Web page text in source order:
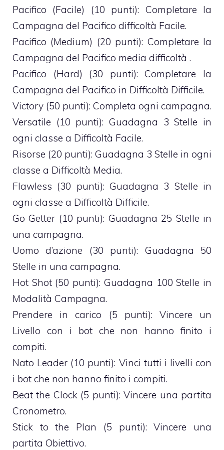
Pacifico (Facile) (10 punti): Completare la
Campagna del Pacifico difficoltà Facile.
Pacifico (Medium) (20 punti): Completare la
Campagna del Pacifico media difficoltà .
Pacifico (Hard) (30 punti): Completare la
Campagna del Pacifico in Difficoltà Difficile.
Victory (50 punti): Completa ogni campagna.
Versatile (10 punti): Guadagna 3 Stelle in
ogni classe a Difficoltà Facile.
Risorse (20 punti): Guadagna 3 Stelle in ogni
classe a Difficoltà Media.
Flawless (30 punti): Guadagna 3 Stelle in
ogni classe a Difficoltà Difficile.
Go Getter (10 punti): Guadagna 25 Stelle in
una campagna.
Uomo d’azione (30 punti): Guadagna 50
Stelle in una campagna.
Hot Shot (50 punti): Guadagna 100 Stelle in
Modalità Campagna.
Prendere in carico (5 punti): Vincere un
Livello con i bot che non hanno finito i
compiti.
Nato Leader (10 punti): Vinci tutti i livelli con
i bot che non hanno finito i compiti.
Beat the Clock (5 punti): Vincere una partita
Cronometro.
Stick to the Plan (5 punti): Vincere una
partita Obiettivo.